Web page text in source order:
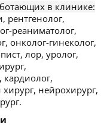
в клинике:
рентгенолог,
реаниматолог,
онколог-гинеколог,
лор, уролог,
нейрохирург,